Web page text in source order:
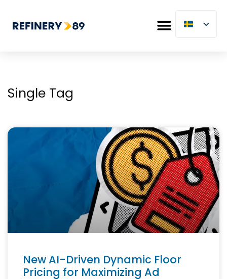
Single Tag
New AI-Driven Dynamic Floor
Pricing for Maximizing Ad